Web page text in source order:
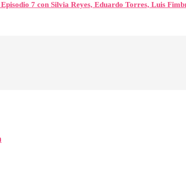
7 con Silvia Reyes, Eduardo Torres, Luis